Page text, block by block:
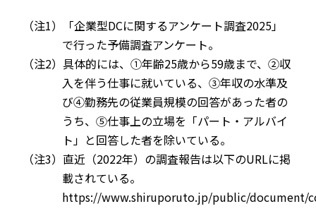
（注1）「企業型DCに関するアンケート調査2025」
で行った予備調査アンケート。
（注2）具体的には、①年齢25歳から59歳まで、②収
入を伴う仕事に就いている、③年収の水準及
び④勤務先の従業員規模の回答があった者の
うち、⑤仕事上の立場を「パート・アルバイ
ト」と回答した者を除いている。
（注3）直近（2022年）の調査報告は以下のURLに掲
載されている。
https://www.shiruporuto.jp/public/document/